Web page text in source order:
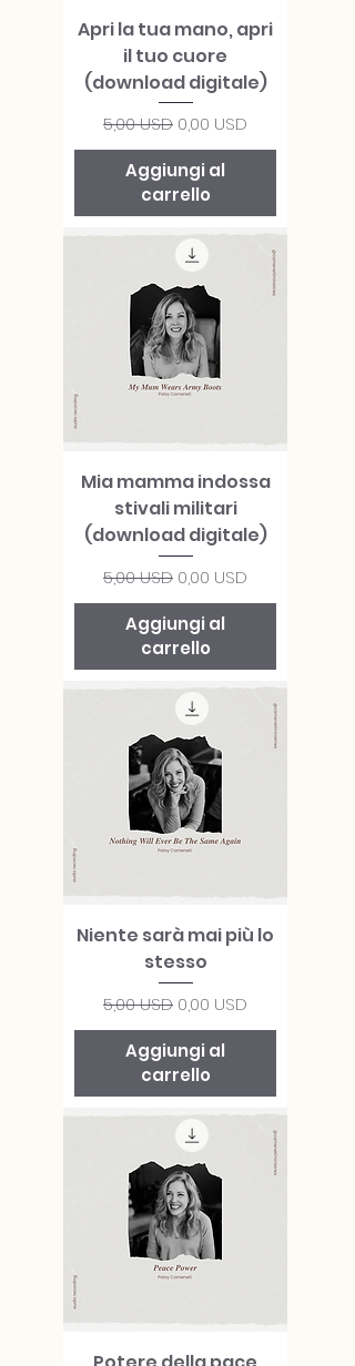
Apri la tua mano, apri
il tuo cuore
(download digitale)
Prezzo regolare
5,00 USD Prezzo scontato
0,00 USD
Aggiungi al
carrello
Mia mamma indossa
stivali militari
(download digitale)
Prezzo regolare
5,00 USD Prezzo scontato
0,00 USD
Aggiungi al
carrello
Niente sarà mai più lo
stesso
Prezzo regolare
5,00 USD Prezzo scontato
0,00 USD
Aggiungi al
carrello